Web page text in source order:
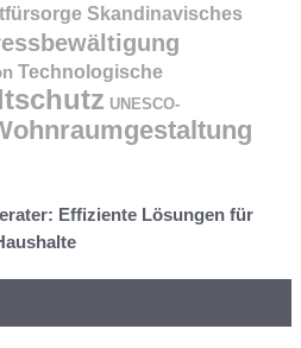
Skandinavisches
Technologische
UNESCO-
Effiziente Lösungen für